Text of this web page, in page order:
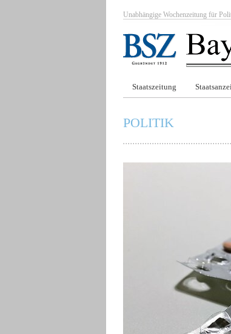
Unabhängige Wochenzeitung für
Staatszeitung
POLITIK